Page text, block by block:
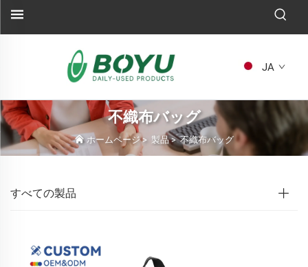
JA
不織布バッグ
ホームページ> 製品>不織布バッグ
すべての製品